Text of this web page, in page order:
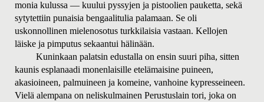
monia kulussa — kuului pyssyjen ja pistoolien pauketta, sekä
sytytettiin punaisia bengaalitulia palamaan. Se oli
uskonnollinen mielenosotus turkkilaisia vastaan. Kellojen
läiske ja pimputus sekaantui hälinään.
Kuninkaan palatsin edustalla on ensin suuri piha, sitten
kaunis esplanaadi monenlaisille etelämaisine puineen,
akasioineen, palmuineen ja komeine, vanhoine kypresseineen.
Vielä alempana on neliskulmainen Perustuslain tori, joka on